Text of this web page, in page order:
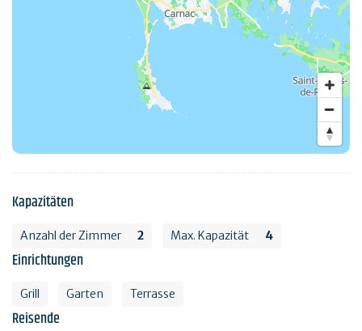
Kapazitäten
Anzahl der Zimmer 2 Max. Kapazität 4
Einrichtungen
Grill Garten Terrasse
Reisende